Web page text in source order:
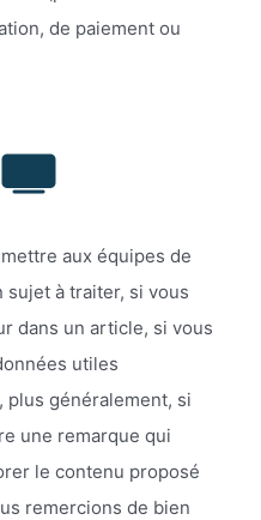
de paiement ou
aux équipes de
à traiter, si vous
dans un article, si vous
utiles
plus généralement, si
une remarque qui
le contenu proposé
remercions de bien